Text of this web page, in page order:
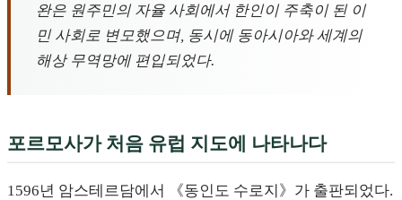
완은 원주민의 자율 사회에서 한인이 주축이 된 이
민 사회로 변모했으며, 동시에 동아시아와 세계의
해상 무역망에 편입되었다.
포르모사가 처음 유럽 지도에 나타나다
1596년 암스테르담에서 《동인도 수로지》가 출판되었다.